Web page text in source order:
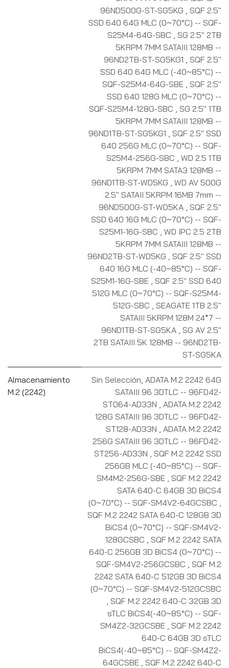
96ND500G-ST-SG5KG
SQF 2.5"
SSD 640 64G MLC (0~70°C) -- SQF-
S25M4-64G-SBC
SG 2.5" 2TB
5KRPM 7MM SATAIII 128MB --
96ND2TB-ST-SG5KG1
SQF 2.5"
SSD 640 64G MLC (-40~85°C) --
SQF-S25M4-64G-SBE SQF 2.5"
SSD 640 128G MLC (0~70°C) --
SQF-S25M4-128G-SBC
SG 2.5" 1TB
5KRPM 7MM SATAIII 128MB --
96ND1TB-ST-SG5KG1
SQF 2.5" SSD
640 256G MLC (0~70°C) -- SQF-
S25M4-256G-SBC
WD 2.5 1TB
5KRPM 7MM SATA3 128MB --
96ND1TB-ST-WD5KG
WD AV 500G
2.5" SATAII 5KRPM 16MB 7mm --
96ND500G-ST-WD5KA SQF 2.5"
SSD 640 16G MLC (0~70°C) -- SQF-
S25M1-16G-SBC
WD IPC 2.5 2TB
5KRPM 7MM SATAIII 128MB --
96ND2TB-ST-WD5KG
SQF 2.5" SSD
640 16G MLC (-40~85°C) -- SQF-
S25M1-16G-SBE SQF 2.5" SSD 640
512G MLC (0~70°C) -- SQF-S25M4-
512G-SBC
SEAGATE 1TB 2.5"
SATAIII 5KRPM 128M 24*7 --
96ND1TB-ST-SG5KA SG AV 2.5"
2TB SATAIII 5K 128MB -- 96ND2TB-
ST-SG5KA
Almacenamiento
M.2 (2242)
Sin Selección ADATA M.2 2242 64G
SATAIII 96 3DTLC -- 96FD42-
ST064-AD33N
ADATA M.2 2242
128G SATAIII 96 3DTLC -- 96FD42-
ST128-AD33N
ADATA M.2 2242
256G SATAIII 96 3DTLC -- 96FD42-
ST256-AD33N
SQF M.2 2242 SSD
256GB MLC (-40~85°C) -- SQF-
SM4M2-256G-SBE SQF M.2 2242
SATA 640-C 64GB 3D BiCS4
(0~70°C) -- SQF-SM4V2-64GCSBC
SQF M.2 2242 SATA 640-C 128GB 3D
BiCS4 (0~70°C) -- SQF-SM4V2-
128GCSBC
SQF M.2 2242 SATA
640-C 256GB 3D BiCS4 (0~70°C) --
SQF-SM4V2-256GCSBC
SQF M.2
2242 SATA 640-C 512GB 3D BiCS4
(0~70°C) -- SQF-SM4V2-512GCSBC
SQF M.2 2242 640-C 32GB 3D
sTLC BiCS4(-40~85°C) -- SQF-
SM4Z2-32GCSBE SQF M.2 2242
640-C 64GB 3D sTLC
BiCS4(-40~85°C) -- SQF-SM4Z2-
64GCSBE SQF M.2 2242 640-C